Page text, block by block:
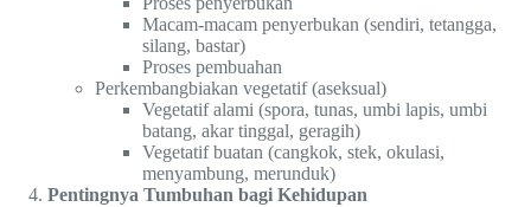
Macam-macam penyerbukan (sendiri, tetangga,
silang, bastar)
Proses pembuahan
Perkembangbiakan vegetatif (aseksual)
Vegetatif alami (spora, tunas, umbi lapis, umbi
batang, akar tinggal, geragih)
Vegetatif buatan (cangkok, stek, okulasi,
menyambung, merunduk)
Pentingnya Tumbuhan bagi Kehidupan